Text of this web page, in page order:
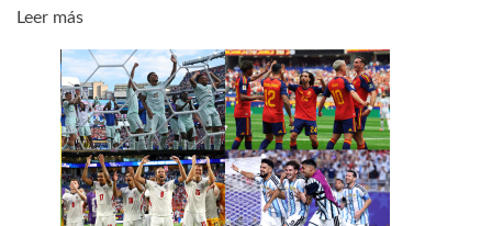
Leer másLeer
sobre
Las
guitarras
llegan
donde
la